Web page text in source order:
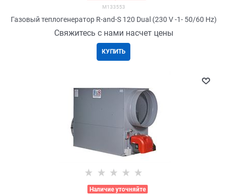
M133553
Газовый теплогенератор R-and-S 120 Dual (230 V -1- 50/60 Hz)
Свяжитесь с нами насчет цены
КУПИТЬ
Наличие уточняйте